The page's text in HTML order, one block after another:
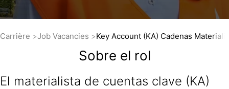
Carrière Job Vacancies Key Account (KA) Cadenas
Sobre el rol
El materialista de cuentas clave (KA)